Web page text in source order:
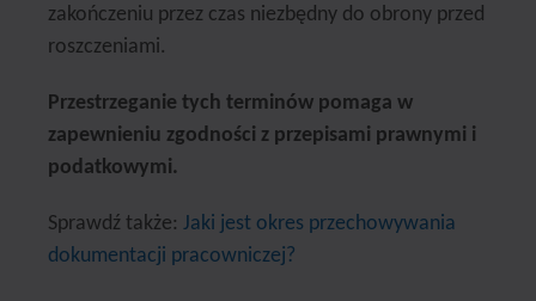
zakończeniu przez czas niezbędny do obrony przed
roszczeniami.
Przestrzeganie tych terminów pomaga w
zapewnieniu zgodności z przepisami prawnymi i
podatkowymi.
Sprawdź także: Jaki jest okres przechowywania
dokumentacji pracowniczej?